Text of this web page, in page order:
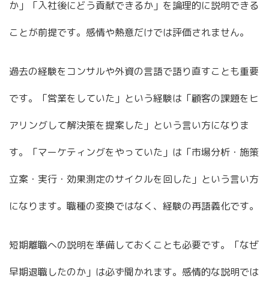
か」「入社後にどう貢献できるか」を論理的に説明できる
ことが前提です。感情や熱意だけでは評価されません。
過去の経験をコンサルや外資の言語で語り直すことも重要
です。「営業をしていた」という経験は「顧客の課題をヒ
アリングして解決策を提案した」という言い方になりま
す。「マーケティングをやっていた」は「市場分析・施策
立案・実行・効果測定のサイクルを回した」という言い方
になります。職種の変換ではなく、経験の再語義化です。
短期離職への説明を準備しておくことも必要です。「なぜ
早期退職したのか」は必ず聞かれます。感情的な説明では